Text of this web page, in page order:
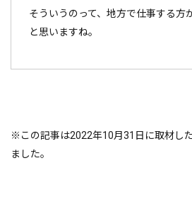
そういうのって、地方で仕事する方
と思いますね。
※この記事は2022年10月31日に取材し
ました。